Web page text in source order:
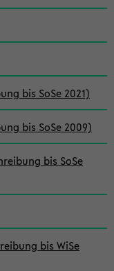
bis SoSe 2021)
bis SoSe 2009)
bis SoSe
bis WiSe